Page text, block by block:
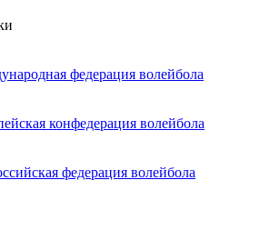
федерация волейбола
конфедерация волейбола
федерация волейбола